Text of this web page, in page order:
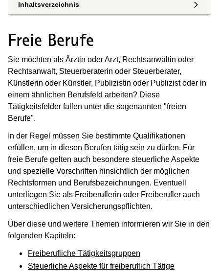
Inhaltsverzeichnis
Freie Berufe
Sie möchten als Ärztin oder Arzt, Rechtsanwältin oder
Rechtsanwalt, Steuerberaterin oder Steuerberater,
Künstlerin oder Künstler, Publizistin oder Publizist oder in
einem ähnlichen Berufsfeld arbeiten? Diese
Tätigkeitsfelder fallen unter die sogenannten "freien
Berufe".
In der Regel müssen Sie bestimmte Qualifikationen
erfüllen, um in diesen Berufen tätig sein zu dürfen. Für
freie Berufe gelten auch besondere steuerliche Aspekte
und spezielle Vorschriften hinsichtlich der möglichen
Rechtsformen und Berufsbezeichnungen. Eventuell
unterliegen Sie als Freiberuflerin oder Freiberufler auch
unterschiedlichen Versicherungspflichten.
Über diese und weitere Themen informieren wir Sie in den
folgenden Kapiteln:
Freiberufliche Tätigkeitsgruppen
Steuerliche Aspekte für freiberuflich Tätige